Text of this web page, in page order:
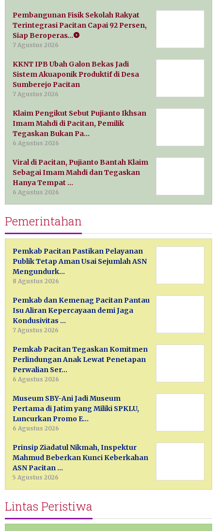
Pembangunan Fisik Sekolah Rakyat
Terintegrasi Pacitan Capai 92 Persen,
Siap Beroperas…
7 Agustus 2026
KKNT IPB Ubah Galon Bekas Jadi
Sistem Akuaponik Produktif di Desa
Sumberejo Pacitan
7 Agustus 2026
Klaim Pengikut Sebut Pujianto Ikhsan
Imam Mahdi di Pacitan, Pemilik
Tegaskan Bukan Pa…
6 Agustus 2026
Viral di Pacitan, Pujianto Bantah Klaim
Sebagai Imam Mahdi dan Tegaskan
Hanya Tempat …
6 Agustus 2026
Pemerintahan
Pemkab Pacitan Pastikan Pelayanan
Publik Tetap Aman Usai Sejumlah ASN
Mengundurk…
8 Agustus 2026
Pemkab dan Kemenag Pacitan Pantau
Isu Aliran Kepercayaan demi Jaga
Kondusivitas …
7 Agustus 2026
Pemkab Pacitan Tegaskan Komitmen
Perlindungan Anak Lewat Penetapan
Perwalian Ser…
6 Agustus 2026
Museum SBY-Ani Jadi Museum
Pertama di Jatim yang Miliki SPKLU,
Luncurkan Promo E…
6 Agustus 2026
Prinsip Ziadatul Nikmah, Inspektur
Mahmud Beberkan Kunci Keberkahan
ASN Pacitan …
5 Agustus 2026
Lintas Peristiwa